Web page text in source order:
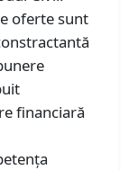
oferte sunt
financiară